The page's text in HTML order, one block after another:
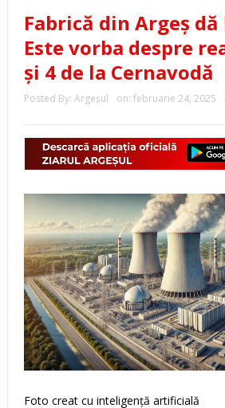
Fabrică din Argeș
Este vorba despre
și 4 de la Cernavodă
Posted By: Argeşul on: februarie 24, 2025
Foto creat cu inteligență artificială